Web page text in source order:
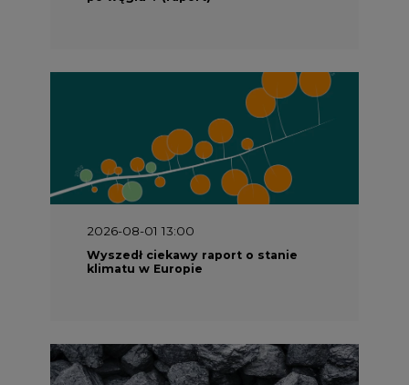
2026-07-09 10:30
Opublikowano bilans zasobów złóż
kopalin w Polsce według stanu na 31
grudnia 2025 r.